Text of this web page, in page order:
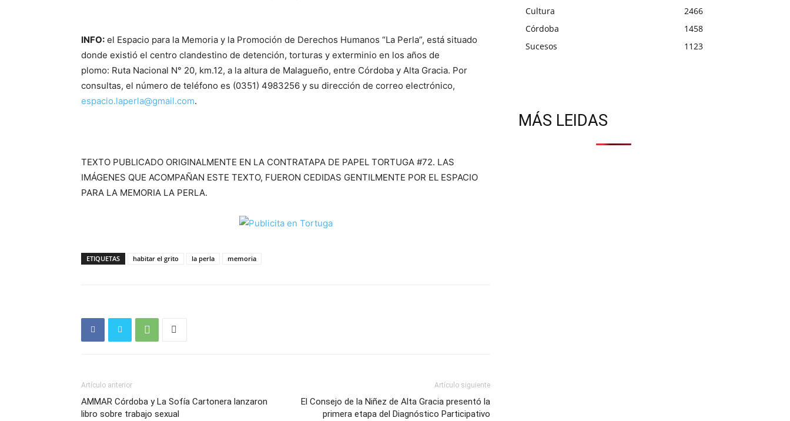
INFO: el Espacio para la Memoria y la Promoción de Derechos Humanos “La Perla”, está situado
donde existió el centro clandestino de detención, torturas y exterminio en los años de
plomo: Ruta Nacional N° 20, km.12, a la altura de Malagueño, entre Córdoba y Alta Gracia. Por
consultas, el número de teléfono es (0351) 4983256 y su dirección de correo electrónico,
espacio.laperla@gmail.com.
TEXTO PUBLICADO ORIGINALMENTE EN LA CONTRATAPA DE PAPEL TORTUGA #72. LAS
IMÁGENES QUE ACOMPAÑAN ESTE TEXTO, FUERON CEDIDAS GENTILMENTE POR EL ESPACIO
PARA LA MEMORIA LA PERLA.
ETIQUETAS habitar el grito la perla memoria
Artículo anterior
AMMAR Córdoba y La Sofía Cartonera lanzaron
libro sobre trabajo sexual
Artículo siguiente
El Consejo de la Niñez de Alta Gracia presentó la
primera etapa del Diagnóstico Participativo
Cultura
2466
Córdoba
1458
Sucesos
1123
MÁS LEIDAS